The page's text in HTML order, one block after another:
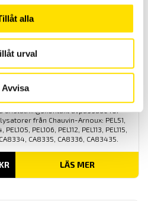
alla
urval
Avvisa
fasta modeller till Qualistar
och PEL
anslutningskontakt avpassade för
från Chauvin-Arnoux: PEL51,
PEL106, PEL112, PEL113, PEL115,
CA8335, CA8336, CA83435.
KRPRISINTERVALL:
TILL
LÄS MER